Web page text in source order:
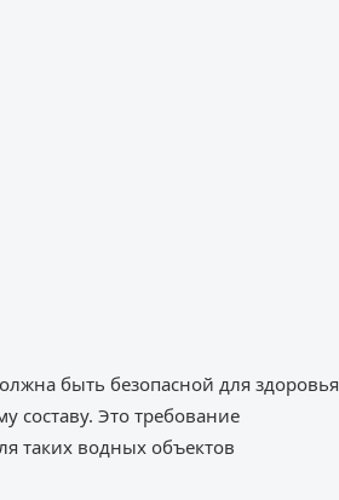
быть безопасной для здоровья
составу. Это требование
таких водных объектов